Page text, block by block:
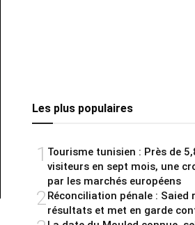
Les plus populaires
1 Tourisme tunisien : Près de
visiteurs en sept mois, une
par les marchés européens
2Réconciliation pénale : Saied
résultats et met en garde